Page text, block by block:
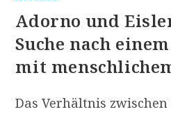
Adorno und
Suche nach
mit
Das Verhältnis